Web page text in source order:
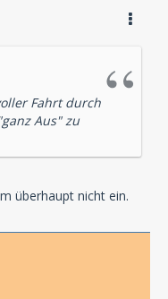
Fahrt durch
Aus" zu
überhaupt nicht ein.